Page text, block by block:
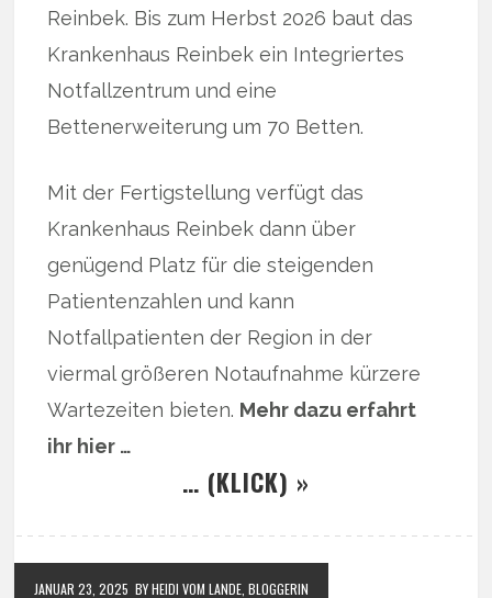
Reinbek. Bis zum Herbst 2026 baut das
Krankenhaus Reinbek ein Integriertes
Notfallzentrum und eine
Bettenerweiterung um 70 Betten.
Mit der Fertigstellung verfügt das
Krankenhaus Reinbek dann über
genügend Platz für die steigenden
Patientenzahlen und kann
Notfallpatienten der Region in der
viermal größeren Notaufnahme kürzere
Wartezeiten bieten. Mehr dazu erfahrt
ihr hier …
… (KLICK) »
JANUAR 23, 2025 BY HEIDI VOM LANDE, BLOGGERIN